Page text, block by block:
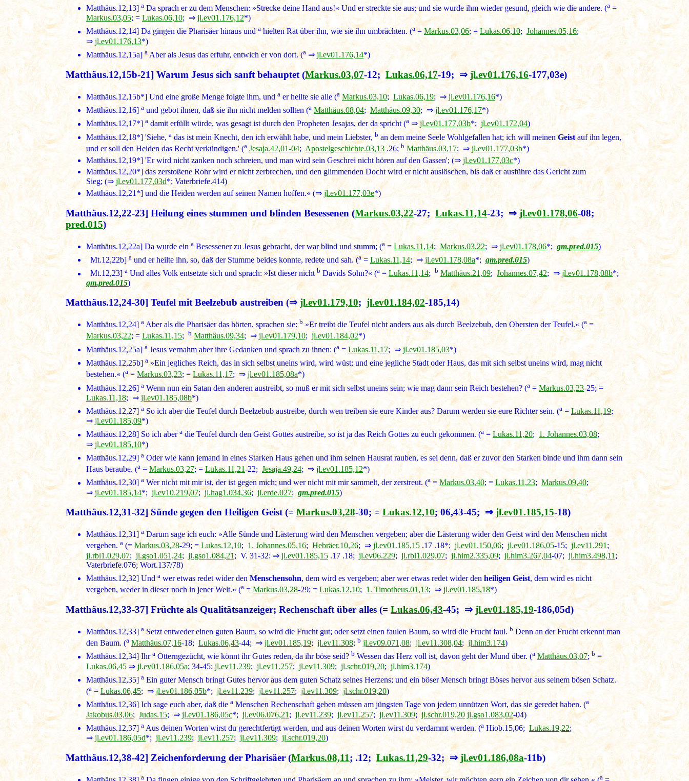
Matthäus.12,13] a Da sprach er zu dem Menschen: »Strecke deine Hand aus!« Und er streckte sie aus; und sie wurde ihm wieder gesund, gleich wie die andere. (a =
Markus.03,05; = Lukas.06,10; ⇒ jl.ev01.176,12*)
Matthäus.12,14] Da gingen die Pharisäer hinaus und ahielten Rat über ihn, wie sie ihn umbrächten. (a=Markus.03,06; = Lukas.06,10; Johannes.05,16;
⇒ jl.ev01.176,13*)
Matthäus.12,15a]a Aber als Jesus das erfuhr, entwich er von dort. (a ⇒ jl.ev01.176,14*)
Matthäus.12,15b-21] Warum Jesus sich sanft behauptet (Markus.03,07-12;Lukas.06,17-19; ⇒jl.ev01.176,16-177,03e)
Matthäus.12,15b*] Und eine große Menge folgte ihm, und a er heilte sie alle (a Markus.03,10; Lukas.06,19; ⇒ jl.ev01.176,16*)
Matthäus.12,16] a und gebot ihnen, daß sie ihn nicht melden sollten (a Matthäus.08,04; Matthäus.09,30; ⇒ jl.ev01.176,17*)
Matthäus.12,17*] a damit erfüllt würde, was gesagt ist durch den Propheten Jesajas, der da spricht (a ⇒ jl.ev01.177,03b*; jl.ev01.172,04)
Matthäus.12,18*] 'Siehe, adas ist mein Knecht, den ich erwählt habe, und mein Liebster, b an dem meine Seele Wohlgefallen hat; ich will meinen Geistauf ihn legen,
und er soll den Heiden das Recht verkündigen.' (a Jesaja.42,01-04; Apostelgeschichte.03,13 .26; b Matthäus.03,17; ⇒ jl.ev01.177,03b*)
Matthäus.12,19*] 'Er wird nicht zanken noch schreien, und man wird sein Geschrei nicht hören auf den Gassen'; (⇒ jl.ev01.177,03c*)
Matthäus.12,20*] das zerstoßene Rohr wird er nicht zerbrechen, und den glimmenden Docht wird er nicht auslöschen, bis daß er ausführe das Gericht zum
Sieg; (⇒jl.ev01.177,03d*; Vaterbriefe.414)
Matthäus.12,21*] und die Heiden werden auf seinen Namen hoffen.« (⇒ jl.ev01.177,03e*)
Matthäus.12,22-23] Heilung eines stummen und blinden Besessenen(Markus.03,22-27;Lukas.11,14-23; ⇒jl.ev01.178,06-08;
pred.015)
Matthäus.12,22a] Da wurde ein a Besessener zu Jesus gebracht, der war blind und stumm; (a = Lukas.11,14;Markus.03,22; ⇒ jl.ev01.178,06*;gm.pred.015)
Mt.12,22b]aund er heilte ihn, so, daß der Stumme beides konnte, redete und sah. (a= Lukas.11,14; ⇒jl.ev01.178,08a*; gm.pred.015)
Mt.12,23]a Und alles Volk entsetzte sich und sprach: »Ist dieser nicht b Davids Sohn?« (a = Lukas.11,14; b Matthäus.21,09; Johannes.07,42; ⇒ jl.ev01.178,08b*;
gm.pred.015)
Matthäus.12,24-30] Teufel mit Beelzebub austreiben(⇒ jl.ev01.179,10; jl.ev01.184,02-185,14)
Matthäus.12,24] a Aber als die Pharisäer das hörten, sprachen sie: b »Er treibt die Teufel nicht anders aus als durch Beelzebub, den Obersten der Teufel.« (a =
Markus.03,22; = Lukas.11,15;b Matthäus.09,34; ⇒jl.ev01.179,10; jl.ev01.184,02*)
Matthäus.12,25a] a Jesus vernahm aber ihre Gedanken und sprach zu ihnen: (a = Lukas.11,17; ⇒ jl.ev01.185,03*)
Matthäus.12,25b]a »Ein jegliches Reich, das in sich selbst uneins wird, wird wüst; und eine jegliche Stadt oder Haus, das mit sich selbst uneins wird, mag nicht
bestehen.« (a=Markus.03,23; = Lukas.11,17; ⇒ jl.ev01.185,08a*)
Matthäus.12,26] a Wenn nun ein Satan den anderen austreibt, so muß er mit sich selbst uneins sein; wie mag dann sein Reich bestehen? (a = Markus.03,23-25; =
Lukas.11,18; ⇒ jl.ev01.185,08b*)
Matthäus.12,27] a So ich aber die Teufel durch Beelzebub austreibe, durch wen treiben sie eure Kinder aus? Darum werden sie eure Richter sein. (a = Lukas.11,19;
⇒ jl.ev01.185,09*)
Matthäus.12,28]So ich aber a die Teufel durch den Geist Gottes austreibe, so ist ja das Reich Gottes zu euch gekommen. (a = Lukas.11,20; 1. Johannes.03,08;
⇒ jl.ev01.185,10*)
Matthäus.12,29] a Oder wie kann jemand in eines Starken Haus gehen und ihm seinen Hausrat rauben, es sei denn, daß er zuvor den Starken binde und ihm dann sein
Haus beraube. (a = Markus.03,27; =Lukas.11,21-22; Jesaja.49,24; ⇒ jl.ev01.185,12*)
Matthäus.12,30] a Wer nicht mit mir ist, der ist gegen mich; und wer nicht mit mir sammelt, der zerstreut. (a= Markus.03,40; = Lukas.11,23; Markus.09,40;
⇒ jl.ev01.185,14*; jl.ev10.219,07;jl.hag1.034,36;jl.erde.027; gm.pred.015)
Matthäus.12,31-32] Sünde gegen den Heiligen Geist(= Markus.03,28-30; = Lukas.12,10; 06,43-45; ⇒ jl.ev01.185,15-18)
Matthäus.12,31] a Darum sage ich euch: »Alle Sünde und Lästerung wird den Menschen vergeben; aber die Lästerung wider den Geist wird den Menschen nicht
vergeben.a (= Markus.03,28-29; = Lukas.12,10; 1. Johannes.05,16; Hebräer.10,26; ⇒jl.ev01.185,15.17 .18*; jl.ev01.150,06; jl.ev01.186,05-15; jl.ev11.291;
jl.rbl1.029,07; jl.gso1.051,24; jl.gso1.084,21 ; V. 31-32: ⇒ jl.ev01.185,15 .17 .18;jl.ev06.229; jl.rbl1.029,07; jl.him2.335,09;jl.him3.267,04-07; jl.him3.498,11 ;
Vaterbriefe.076; Wort.137/78)
Matthäus.12,32] Und a wer etwas redet wider den Menschensohn, dem wird es vergeben; aber wer etwas redet wider den heiligen Geist, dem wird es nicht
vergeben, weder in dieser noch in jener Welt.« (a= Markus.03,28-29; = Lukas.12,10; 1. Timotheus.01,13; ⇒ jl.ev01.185,18*)
Matthäus.12,33-37] Früchte als Qualitätsanzeiger; Rechenschaft über alles (=Lukas.06,43-45; ⇒ jl.ev01.185,19-186,05d)
Matthäus.12,33] aSetzt entweder einen guten Baum, so wird die Frucht gut; oder setzt einen faulen Baum, so wird die Frucht faul. b Denn an der Frucht erkennt man
den Baum. (a Matthäus.07,16-18; Lukas.06,43-44; ⇒ jl.ev01.185,19; jl.ev11.308; b jl.ev09.071,08; jl.ev11.308,04;jl.him3.174)
Matthäus.12,34]Ihr a Otterngezücht, wie könnt ihr Gutes reden, da ihr böse seid? b Wessen das Herz voll ist, davon geht der Mund über. (a Matthäus.03,07; b =
Lukas.06,45⇒jl.ev01.186,05a; 34-45: jl.ev11.239; jl.ev11.257; jl.ev11.309; jl.schr.019,20; jl.him3.174)
Matthäus.12,35] a Ein guter Mensch bringt Gutes hervor aus dem guten Schatz seines Herzens; und ein böser Mensch bringt Böses hervor aus seinem bösen Schatz.
(a =Lukas.06,45; ⇒ jl.ev01.186,05b*; jl.ev11.239; jl.ev11.257; jl.ev11.309; jl.schr.019,20)
Matthäus.12,36] Ich sage euch aber, daß die a Menschen Rechenschaft geben müssen am jüngsten Tage von jedem unnützen Wort, das sie geredet haben. (a
Jakobus.03,06; Judas.15; ⇒ jl.ev01.186,05c*; jl.ev06.076,21 ; jl.ev11.239; jl.ev11.257; jl.ev11.309;jl.schr.019,20 jl.gso1.083,02-04)
Matthäus.12,37] a Aus deinen Worten wirst du gerechtfertigt werden, und aus deinen Worten wirst du verdammt werden. (a Hiob.15,06; Lukas.19,22;
⇒jl.ev01.186,05d*; jl.ev11.239; jl.ev11.257; jl.ev11.309; jl.schr.019,20)
Matthäus.12,38-42] Zeichenforderung der Pharisäer(Markus.08,11; .12; Lukas.11,29-32; ⇒ jl.ev01.186,08a-11b)
a a